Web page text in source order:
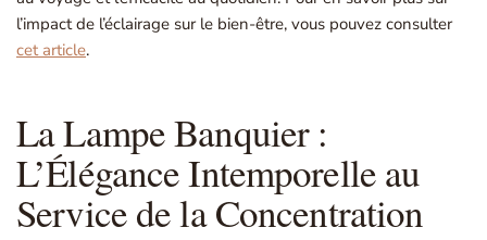
l’impact de l’éclairage sur le bien-être, vous pouvez consulter
cet article.
La Lampe Banquier :
L’Élégance Intemporelle au
Service de la Concentration